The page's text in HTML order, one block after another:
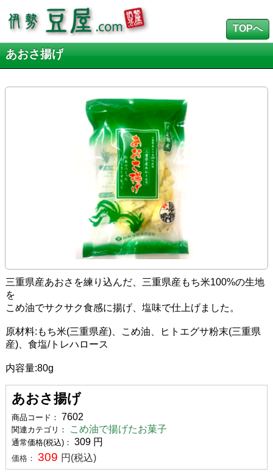
あおさ揚げ
三重県産あおさを練り込んだ、三重県産もち米100%の生地
を
こめ油でサクサク食感に揚げ、塩味で仕上げました。
原材料:もち米(三重県産)、こめ油、ヒトエグサ粉末(三重県
産)、食塩/トレハロース
内容量:80g
あおさ揚げ
商品コード： 7602
関連カテゴリ： こめ油で揚げたお菓子
通常価格(税込)： 309 円
価格： 309 円(税込)
TOPへ